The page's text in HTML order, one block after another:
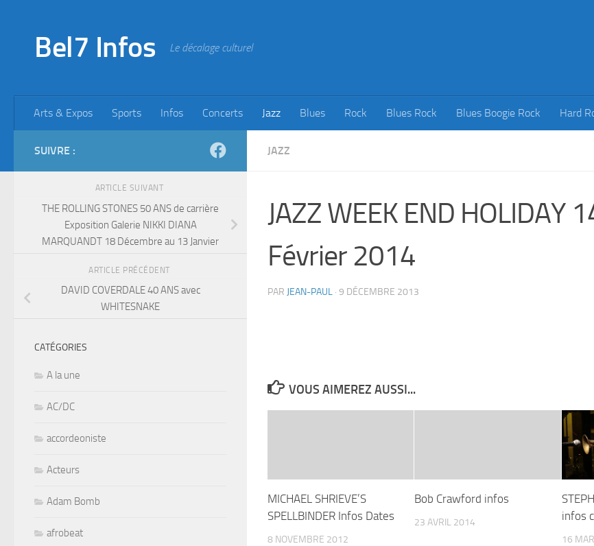
Bel7 Infos Le décalage culturel
Arts & Expos Sports Infos Concerts Jazz Blues Rock Blues Rock Blues Boogie Rock Hard
JAZZ
JAZZ WEEK END HOLIDAY
Février 2014
PAR JEAN-PAUL · 9 DÉCEMBRE 2013
VOUS AIMEREZ AUSSI...
MICHAEL SHRIEVE’S
SPELLBINDER Infos Dates
8 NOVEMBRE 2012
Bob Crawford infos
23 AVRIL 2014
infos
16
SUIVRE :
ARTICLE SUIVANT
THE ROLLING STONES 50 ANS de carrière
Exposition Galerie NIKKI DIANA
MARQUANDT 18 Décembre au 13 Janvier
ARTICLE PRÉCÉDENT
DAVID COVERDALE 40 ANS avec
WHITESNAKE
CATÉGORIES
A la une
AC/DC
accordeoniste
Acteurs
Adam Bomb
afrobeat